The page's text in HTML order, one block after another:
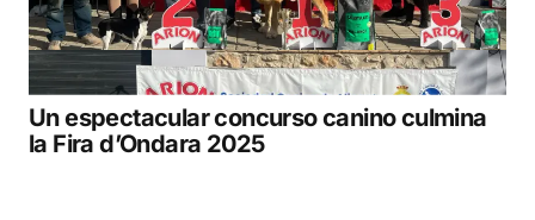
Un espectacular concurso canino culmina
la Fira d’Ondara 2025